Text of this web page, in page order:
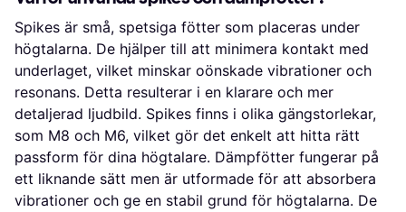
Spikes är små, spetsiga fötter som placeras under
högtalarna. De hjälper till att minimera kontakt med
underlaget, vilket minskar oönskade vibrationer och
resonans. Detta resulterar i en klarare och mer
detaljerad ljudbild. Spikes finns i olika gängstorlekar,
som M8 och M6, vilket gör det enkelt att hitta rätt
passform för dina högtalare. Dämpfötter fungerar på
ett liknande sätt men är utformade för att absorbera
vibrationer och ge en stabil grund för högtalarna. De